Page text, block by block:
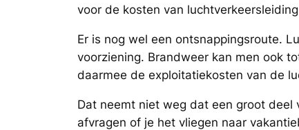
voor de kosten van
Er is nog wel een ontsnappingsroute.
voorziening. Brandweer kan men ook
daarmee de exploitatiekosten van de
Dat neemt niet weg dat een groot
afvragen of je het vliegen naar